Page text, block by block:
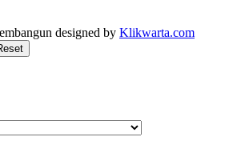
designed by Klikwarta.com